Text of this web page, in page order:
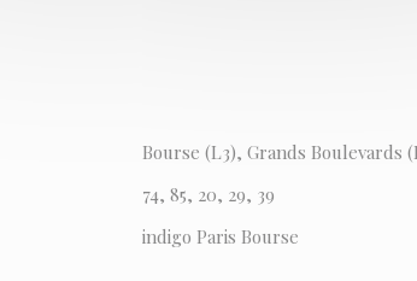
Bourse (L3), Grands Boulevards
74, 85, 20, 29, 39
indigo Paris Bourse